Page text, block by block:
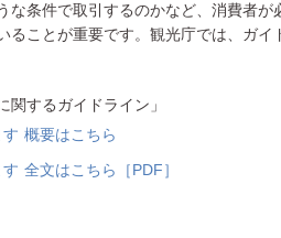
な条件で取引するのかなど、消費者
ることが重要です。観光庁では、ガ
するガイドライン」
概要はこちら
全文はこちら［PDF］